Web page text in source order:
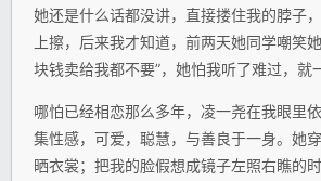
她还是什么话都没讲，直接搂住我的脖子
上擦，后来我才知道，前两天她同学嘲笑
块钱卖给我都不要”，她怕我听了难过，就
哪怕已经相恋那么多年，凌一尧在我眼里
集性感，可爱，聪慧，与善良于一身。她
晒衣裳；把我的脸假想成镜子左照右瞧的